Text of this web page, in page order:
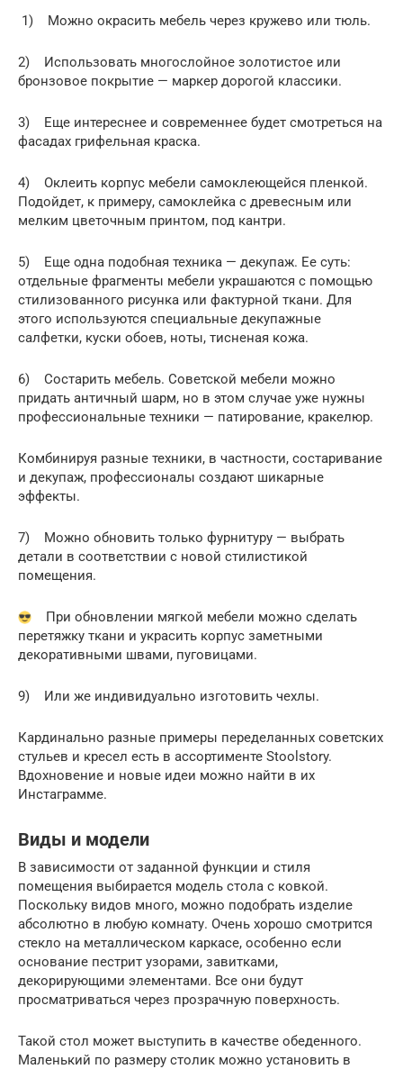
1) Можно окрасить мебель через кружево или тюль.
2) Использовать многослойное золотистое или
бронзовое покрытие — маркер дорогой классики.
3) Еще интереснее и современнее будет смотреться на
фасадах грифельная краска.
4) Оклеить корпус мебели самоклеющейся пленкой.
Подойдет, к примеру, самоклейка с древесным или
мелким цветочным принтом, под кантри.
5) Еще одна подобная техника — декупаж. Ее суть:
отдельные фрагменты мебели украшаются с помощью
стилизованного рисунка или фактурной ткани. Для
этого используются специальные декупажные
салфетки, куски обоев, ноты, тисненая кожа.
6) Состарить мебель. Советской мебели можно
придать античный шарм, но в этом случае уже нужны
профессиональные техники — патирование, кракелюр.
Комбинируя разные техники, в частности, состаривание
и декупаж, профессионалы создают шикарные
эффекты.
7) Можно обновить только фурнитуру — выбрать
детали в соответствии с новой стилистикой
помещения.
При обновлении мягкой мебели можно сделать
перетяжку ткани и украсить корпус заметными
декоративными швами, пуговицами.
9) Или же индивидуально изготовить чехлы.
Кардинально разные примеры переделанных советских
стульев и кресел есть в ассортименте Stoolstory.
Вдохновение и новые идеи можно найти в их
Инстаграмме.
Виды и модели
В зависимости от заданной функции и стиля
помещения выбирается модель стола с ковкой.
Поскольку видов много, можно подобрать изделие
абсолютно в любую комнату. Очень хорошо смотрится
стекло на металлическом каркасе, особенно если
основание пестрит узорами, завитками,
декорирующими элементами. Все они будут
просматриваться через прозрачную поверхность.
Такой стол может выступить в качестве обеденного.
Маленький по размеру столик можно установить в